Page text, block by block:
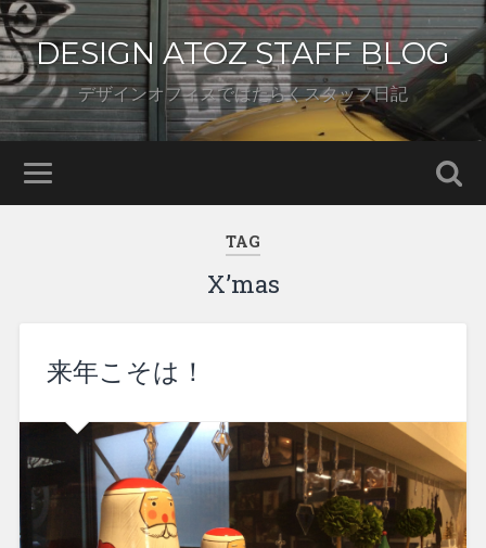
DESIGN ATOZ STAFF BLOG
デザインオフィスではたらくスタッフ日記
TAG
X’mas
来年こそは！